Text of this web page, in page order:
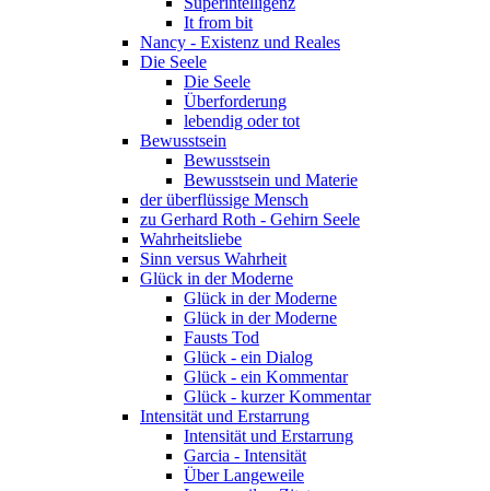
It from bit
Nancy - Existenz und Reales
Die Seele
Die Seele
Überforderung
lebendig oder tot
Bewusstsein
Bewusstsein
Bewusstsein und Materie
der überflüssige Mensch
zu Gerhard Roth - Gehirn Seele
Wahrheitsliebe
Sinn versus Wahrheit
Glück in der Moderne
Glück in der Moderne
Glück in der Moderne
Fausts Tod
Glück - ein Dialog
Glück - ein Kommentar
Glück - kurzer Kommentar
Intensität und Erstarrung
Intensität und Erstarrung
Garcia - Intensität
Über Langeweile